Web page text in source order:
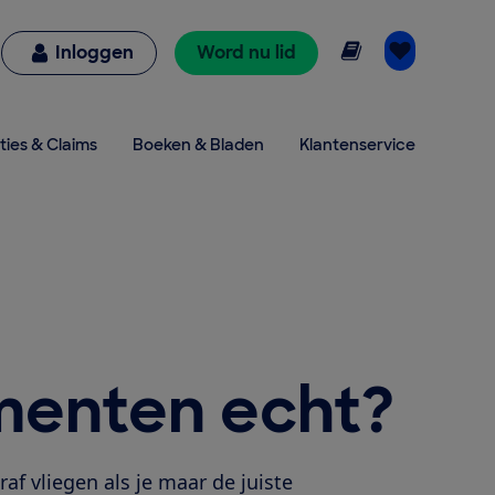
Inloggen Word nu lid Online lezen
& Claims Boeken & Bladen Klantenservice
echt?
vliegen als je maar de juiste